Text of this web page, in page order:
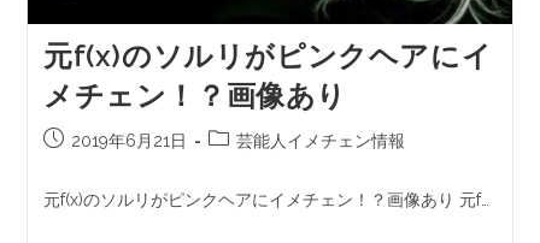
元f(x)のソルリがピンクヘアにイ
メチェン！？画像あり
2019年6月21日 芸能人イメチェン情報
元f(x)のソルリがピンクヘアにイメチェン！？画像あり 元f…